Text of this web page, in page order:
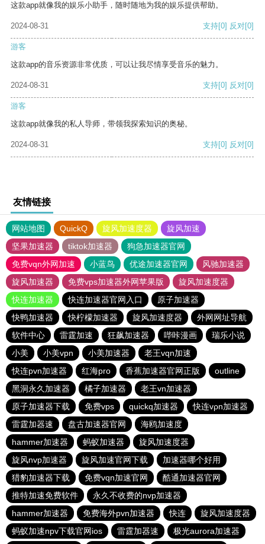
这款app就像我的娱乐小助手，随时随地为我的娱乐提供帮助。
2024-08-31 支持[0] 反对[0]
游客
这款app的音乐资源非常优质，可以让我尽情享受音乐的魅力。
2024-08-31 支持[0] 反对[0]
游客
这款app就像我的私人导师，带领我探索知识的奥秘。
2024-08-31 支持[0] 反对[0]
友情链接
网站地图 QuickQ 旋风加速度器
旋风加速
坚果加速器
tiktok加速器
狗急加速器官网
免费vqn外网加速
小蓝鸟 优途加速器官网
风驰加速器
旋风加速器
免费vps加速器外网苹果版
旋风加速度器
快连加速器
快连加速器官网入口
原子加速器
快鸭加速器
快柠檬加速器 旋风加速度器
外网网址导航
软件中心
雷霆加速 狂飙加速器 哔咔漫画
瑞乐小说
小美
小美vpn 小美加速器
老王vqn加速
快连pvn加速器
红海pro 香蕉加速器官网正版
outline
黑洞永久加速器
橘子加速器
老王vn加速器
原子加速器下载
免费vps quickq加速器
快连vρn加速器
雷霆加器速
盘古加速器官网
海鸥加速度
hammer加速器
蚂蚁加速器
旋风加速度器
旋风nvp加速器
旋风加速官网下载
加速器哪个好用
猎豹加速器下载
免费vqn加速官网
酷通加速器官网
推特加速免费软件
永久不收费的nvp加速器
hammer加速器
免费海外pvn加速器 快连
旋风加速度器
蚂蚁加速npv下载官网ios
雷霆加器速 极光aurora加速器